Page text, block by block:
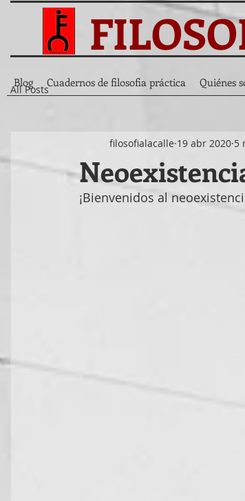
All Posts
filosofialacalle 19 abr 2020 5
¡Bienvenidos al
Blog Cuadernos de filosofia práctica Quiénes